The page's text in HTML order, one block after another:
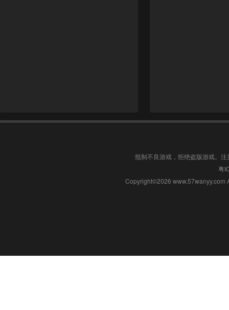
抵制不良游戏，拒绝盗版游戏。
粤
Copyright©2026 www.57wanyy.com